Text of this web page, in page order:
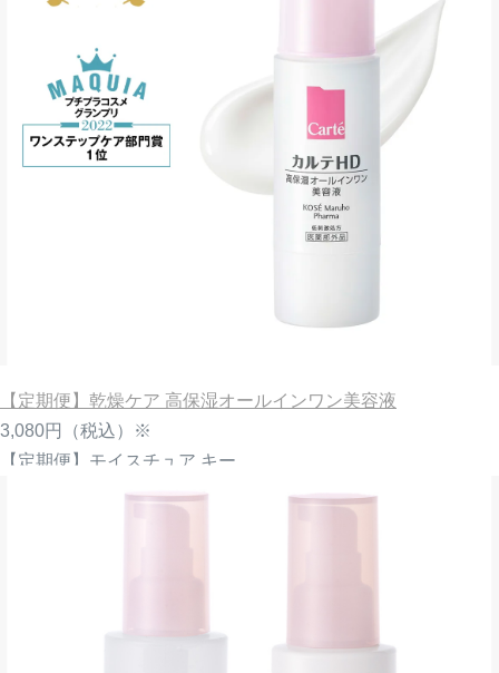
【定期便】乾燥ケア 高保湿オールインワン美容液
3,080円
（税込）※
【定期便】モイスチュア キー